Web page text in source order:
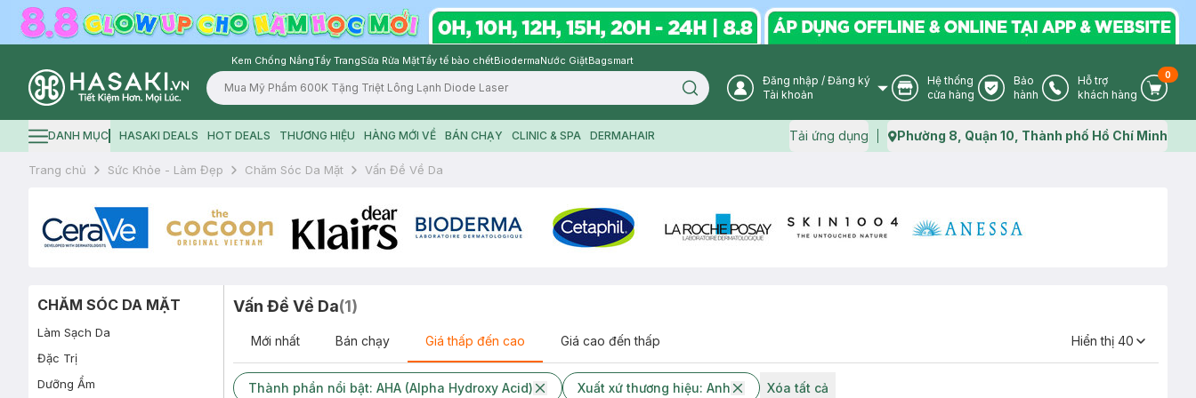
Kem Chống NắngTẩy TrangSữa Rửa MặtTẩy tế bào chếtBiodermaNước GiặtBagsmart
Logo
Search icon User Icon
Đăng nhập / Đăng ký
Tài khoản
Store Icon
Hệ thống
cửa hàng
Warranty Icon
Bảo
hành
Phone Icon
Hỗ trợ
khách hàng
Cart
0
Hamburger icon
DANH MỤC HASAKI DEALS HOT DEALS THƯƠNG HIỆU HÀNG MỚI VỀ BÁN CHẠY CLINIC & SPA DERMAHAIR Tải ứng dụng Map icon
Phường 8, Quận 10, Thành phố Hồ Chí Minh
Trang chủ Sức Khỏe - Làm Đẹp Chăm Sóc Da Mặt Vấn Đề Về Da
CHĂM SÓC DA MẶT
Làm Sạch Da
Đặc Trị
Dưỡng Ẩm
Vấn Đề Về Da(1)
Mới nhất Bán chạy Giá thấp đến cao Giá cao đến thấp Hiển thị 40
Thành phần nổi bật: AHA (Alpha Hydroxy Acid) Xuất xứ thương hiệu: Anh Xóa tất cả